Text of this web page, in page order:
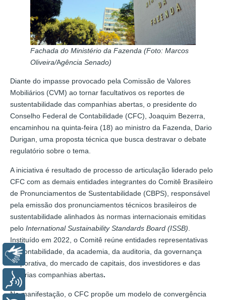
Fachada do Ministério da Fazenda (Foto: Marcos
Oliveira/Agência Senado)
Diante do impasse provocado pela Comissão de Valores
Mobiliários (CVM) ao tornar facultativos os reportes de
sustentabilidade das companhias abertas, o presidente do
Conselho Federal de Contabilidade (CFC), Joaquim Bezerra,
encaminhou na quinta-feira (18) ao ministro da Fazenda, Dario
Durigan, uma proposta técnica que busca destravar o debate
regulatório sobre o tema.
A iniciativa é resultado de processo de articulação liderado pelo
CFC com as demais entidades integrantes do Comitê Brasileiro
de Pronunciamentos de Sustentabilidade (CBPS), responsável
pela emissão dos pronunciamentos técnicos brasileiros de
sustentabilidade alinhados às normas internacionais emitidas
pelo International Sustainability Standards Board (ISSB)
Instituído em 2022, o Comitê reúne entidades representativas
da contabilidade, da academia, da auditoria, da governança
corporativa, do mercado de capitais, dos investidores e das
próprias companhias abertas.
Na manifestação, o CFC propõe um modelo de convergência
Libras
Voz